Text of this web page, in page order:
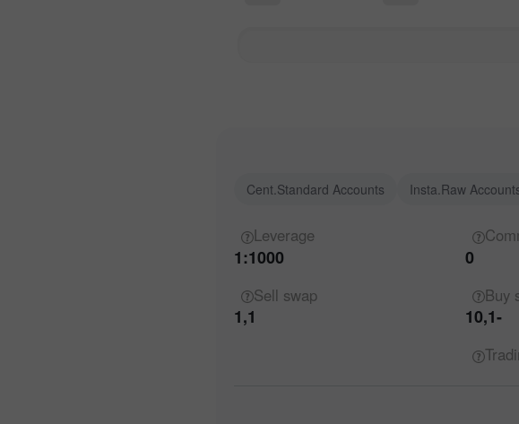
Insta.Raw
Cent.Standard Accounts
0
Leverage
1:1000
Buy
-10,1
Sell swap
1,1